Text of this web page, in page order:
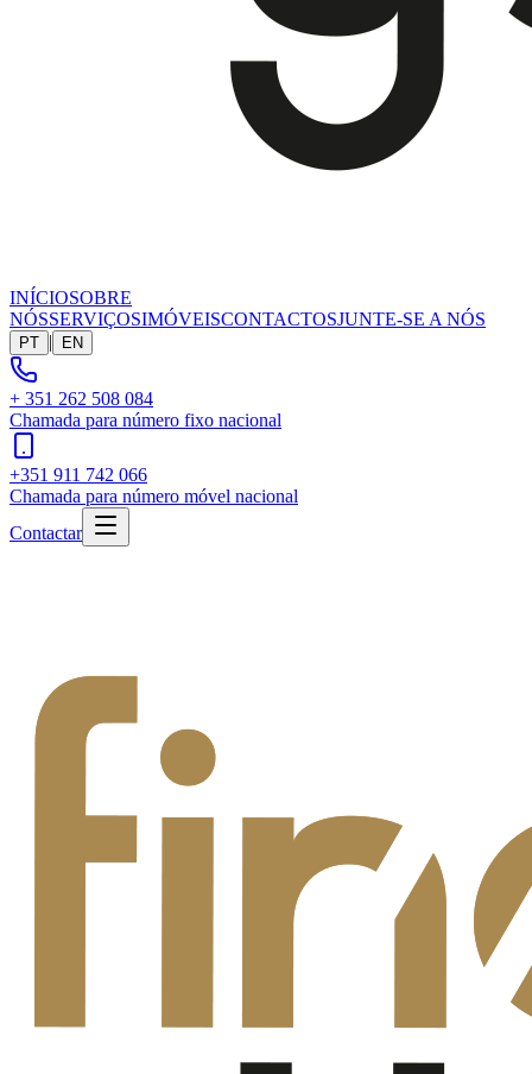
INÍCIOSOBRE
NÓSSERVIÇOSIMÓVEISCONTACTOSJUNTE-SE A NÓS
PT | EN
+ 351 262 508 084
Chamada para número fixo nacional
+351 911 742 066
Chamada para número móvel nacional
Contactar